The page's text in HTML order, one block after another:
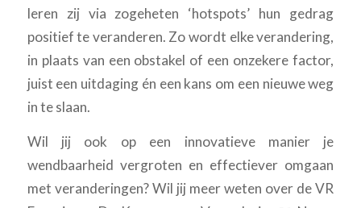
leren zij via zogeheten ‘hotspots’ hun gedrag
positief te veranderen. Zo wordt elke verandering,
in plaats van een obstakel of een onzekere factor,
juist een uitdaging én een kans om een nieuwe weg
in te slaan.
Wil jij ook op een innovatieve manier je
wendbaarheid vergroten en effectiever omgaan
met veranderingen? Wil jij meer weten over de VR